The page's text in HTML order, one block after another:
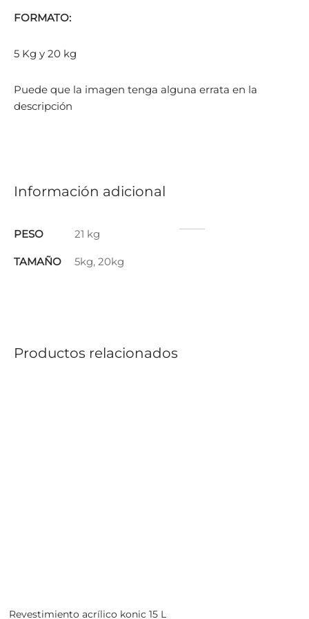
FORMATO:
5 Kg y 20 kg
Puede que la imagen tenga alguna errata en la
descripción
Información adicional
PESO 21 kg
TAMAÑO 5kg, 20kg
Productos relacionados
Revestimiento acrílico konic 15 L